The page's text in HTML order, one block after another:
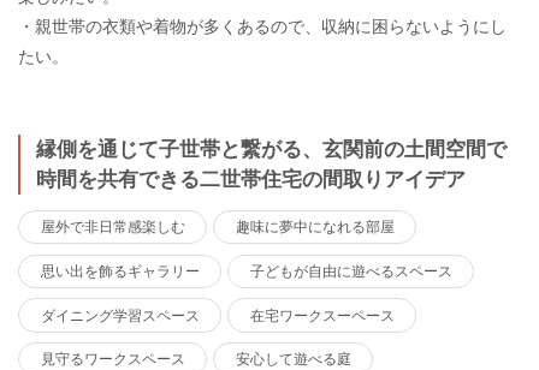
・親世帯の衣類や着物が多くあるので、収納に困らないようにし
たい。
縁側を通じて子世帯と繋がる、玄関前の土間空間で
時間を共有できる二世帯住宅の間取りアイデア
屋外で非日常感楽しむ 趣味に夢中になれる部屋
思い出を飾るギャラリー 子どもが自由に遊べるスペース
ダイニング学習スペース 在宅ワークスーペース
見守るワークスペース 安心して遊べる庭